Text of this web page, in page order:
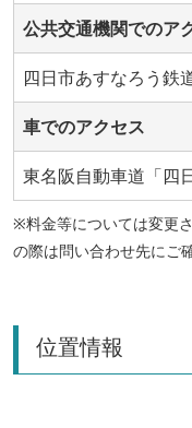
公共交通機関でのア
四日市あすなろう鉄
車でのアクセス
東名阪自動車道「四
※料金等については変更
の際は問い合わせ先にご
位置情報